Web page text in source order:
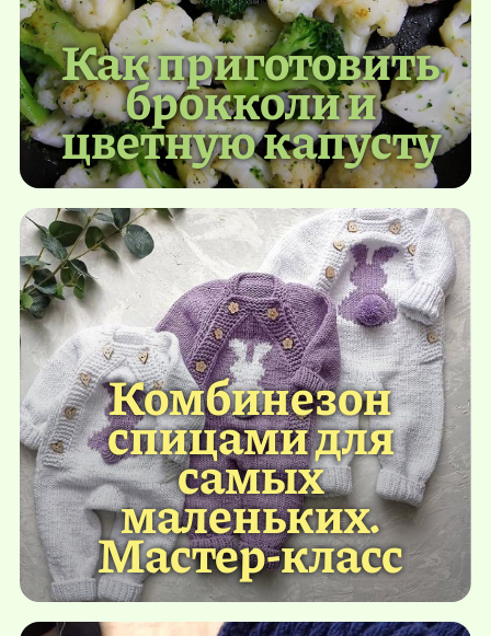
Как приготовить
брокколи и
цветную капусту
Комбинезон
спицами для
самых
маленьких.
Мастер-класс